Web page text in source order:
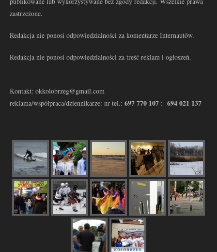
zastrzeżone.
Redakcja nie ponosi odpowiedzialności za komentarze Internautów.
Redakcja nie ponosi odpowiedzialności za treść reklam i ogłoszeń.
Kontakt: okkolobrzeg@gmail.com
reklama/współpraca/dziennikarze: nr tel.: 697 770 107 : 694 021 137